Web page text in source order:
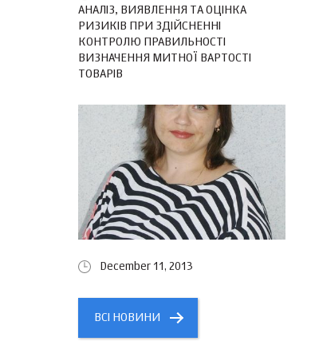
АНАЛІЗ, ВИЯВЛЕННЯ ТА ОЦІНКА
РИЗИКІВ ПРИ ЗДІЙСНЕННІ
КОНТРОЛЮ ПРАВИЛЬНОСТІ
ВИЗНАЧЕННЯ МИТНОЇ ВАРТОСТІ
ТОВАРІВ
December 11, 2013
ВСІ НОВИНИ